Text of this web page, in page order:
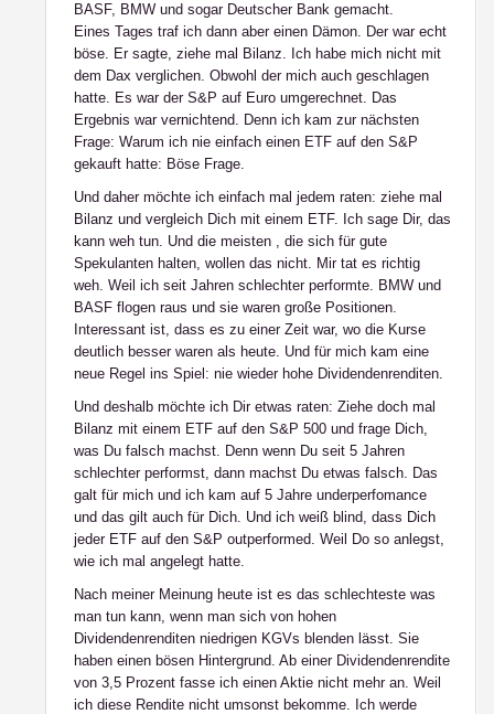
BASF, BMW und sogar Deutscher Bank gemacht.
Eines Tages traf ich dann aber einen Dämon. Der war echt
böse. Er sagte, ziehe mal Bilanz. Ich habe mich nicht mit
dem Dax verglichen. Obwohl der mich auch geschlagen
hatte. Es war der S&P auf Euro umgerechnet. Das
Ergebnis war vernichtend. Denn ich kam zur nächsten
Frage: Warum ich nie einfach einen ETF auf den S&P
gekauft hatte: Böse Frage.
Und daher möchte ich einfach mal jedem raten: ziehe mal
Bilanz und vergleich Dich mit einem ETF. Ich sage Dir, das
kann weh tun. Und die meisten , die sich für gute
Spekulanten halten, wollen das nicht. Mir tat es richtig
weh. Weil ich seit Jahren schlechter performte. BMW und
BASF flogen raus und sie waren große Positionen.
Interessant ist, dass es zu einer Zeit war, wo die Kurse
deutlich besser waren als heute. Und für mich kam eine
neue Regel ins Spiel: nie wieder hohe Dividendenrenditen.
Und deshalb möchte ich Dir etwas raten: Ziehe doch mal
Bilanz mit einem ETF auf den S&P 500 und frage Dich,
was Du falsch machst. Denn wenn Du seit 5 Jahren
schlechter performst, dann machst Du etwas falsch. Das
galt für mich und ich kam auf 5 Jahre underperfomance
und das gilt auch für Dich. Und ich weiß blind, dass Dich
jeder ETF auf den S&P outperformed. Weil Do so anlegst,
wie ich mal angelegt hatte.
Nach meiner Meinung heute ist es das schlechteste was
man tun kann, wenn man sich von hohen
Dividendenrenditen niedrigen KGVs blenden lässt. Sie
haben einen bösen Hintergrund. Ab einer Dividendenrendite
von 3,5 Prozent fasse ich einen Aktie nicht mehr an. Weil
ich diese Rendite nicht umsonst bekomme. Ich werde